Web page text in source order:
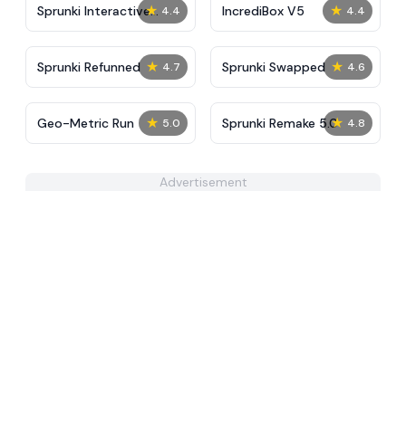
★ 4.4
Sprunki Interactive
Tunner
★ 4.4
IncrediBox V5
★ 4.7
Sprunki Refunned ★ 4.6
Sprunki Swapped
★ 5.0
Geo-Metric Run ★ 4.8
Sprunki Remake 5.0
Advertisement